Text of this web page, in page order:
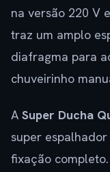
na versão 220 V
traz um amplo
diafragma para
chuveirinho
A Super Ducha
super
fixação